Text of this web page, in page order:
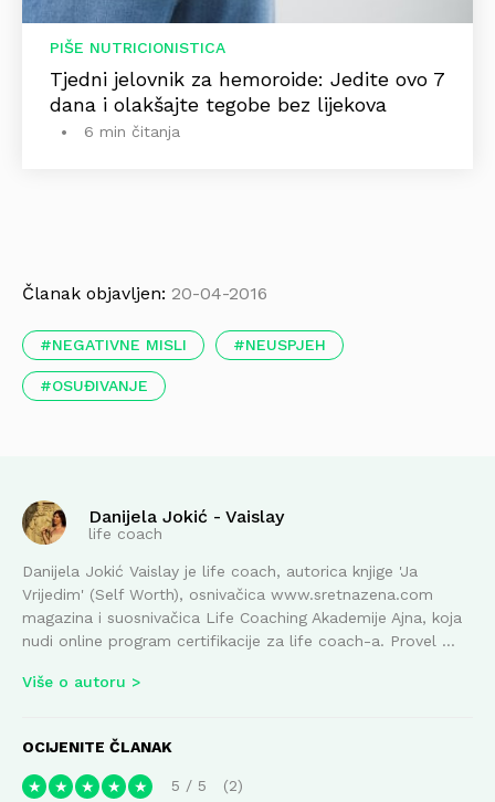
PIŠE NUTRICIONISTICA
Tjedni jelovnik za hemoroide: Jedite ovo 7
dana i olakšajte tegobe bez lijekova
6 min čitanja
Članak objavljen: 20-04-2016
NEGATIVNE MISLI NEUSPJEH
OSUĐIVANJE
Danijela Jokić - Vaislay
life coach
Danijela Jokić Vaislay je life coach, autorica knjige 'Ja
Vrijedim' (Self Worth), osnivačica www.sretnazena.com
magazina i suosnivačica Life Coaching Akademije Ajna, koja
nudi online program certifikacije za life coach-a. Provel ...
Više o autoru
OCIJENITE ČLANAK
★ ★ ★ ★ ★ 5 / 5 2